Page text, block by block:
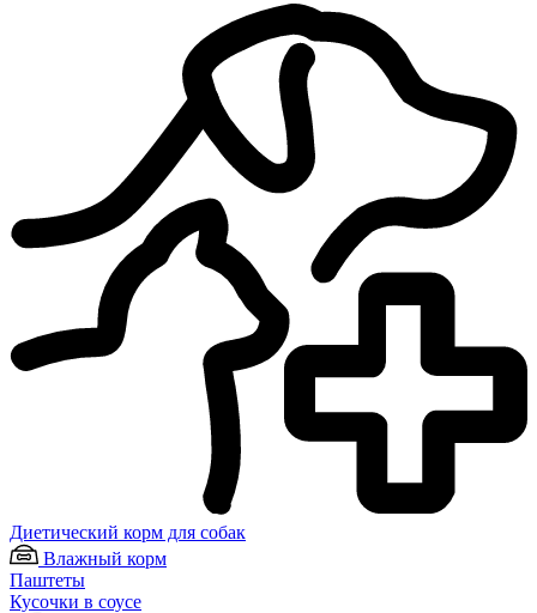
Диетический корм для собак
Влажный корм
Паштеты
Кусочки в соусе